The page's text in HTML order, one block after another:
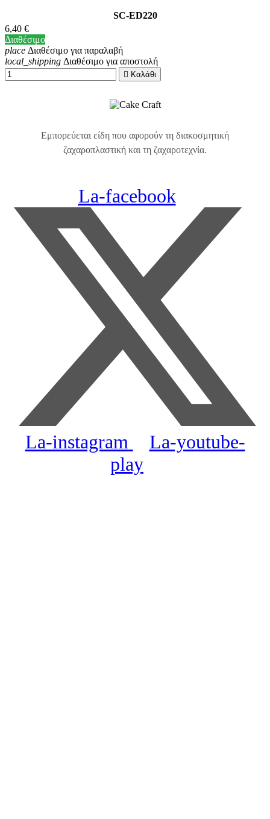
SC-ED220
6,40 €
Διαθέσιμο
place Διαθέσιμο για παραλαβή
local_shipping Διαθέσιμο για αποστολή
 Καλάθι
Εμπορεύεται είδη που αφορούν τη διακοσμητική
ζαχαροπλαστική και τη ζαχαροτεχνία.
La-facebook
La-instagram
La-youtube-
play